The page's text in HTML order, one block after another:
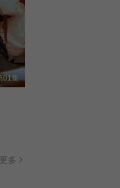
01集
更多